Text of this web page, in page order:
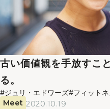
古い価値観を手放すこ
る。
#ジュリ・エドワーズ#フィットネ
Meet 2020.10.19